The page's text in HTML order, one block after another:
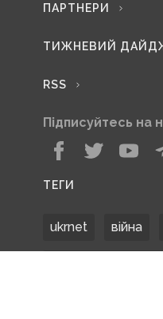
ПАРТНЕРИ
ТИЖНЕВИЙ
RSS
Підписуйтесь на
ТЕГИ
ukrnet війна